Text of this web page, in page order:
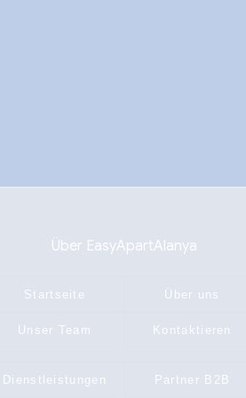
Über EasyApartAlanya
Startseite Über uns
Unser Team Kontaktieren
Dienstleistungen Partner B2B